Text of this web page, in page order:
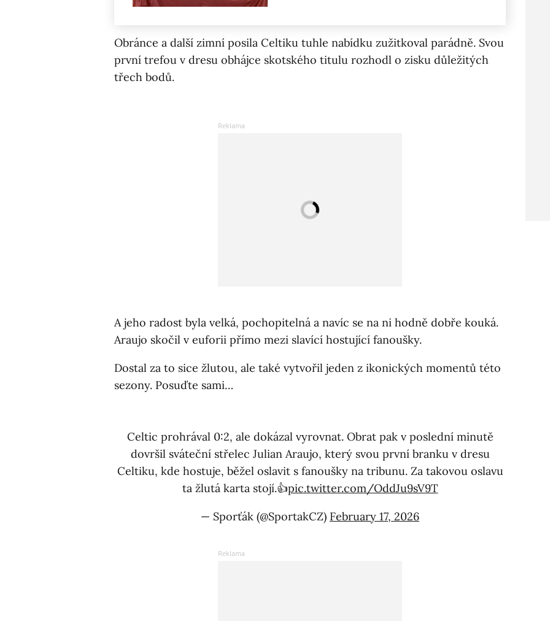
Obránce a další zimní posila Celtiku tuhle nabídku zužitkoval parádně. Svou
první trefou v dresu obhájce skotského titulu rozhodl o zisku důležitých
třech bodů.
A jeho radost byla velká, pochopitelná a navíc se na ni hodně dobře kouká.
Araujo skočil v euforii přímo mezi slavící hostující fanoušky.
Dostal za to sice žlutou, ale také vytvořil jeden z ikonických momentů této
sezony. Posuďte sami…
Celtic prohrával 0:2, ale dokázal vyrovnat. Obrat pak v poslední minutě
dovršil sváteční střelec Julian Araujo, který svou první branku v dresu
Celtiku, kde hostuje, běžel oslavit s fanoušky na tribunu. Za takovou oslavu
ta žlutá karta stojí.👍pic.twitter.com/OddJu9sV9T
— Sporťák (@SportakCZ) February 17, 2026